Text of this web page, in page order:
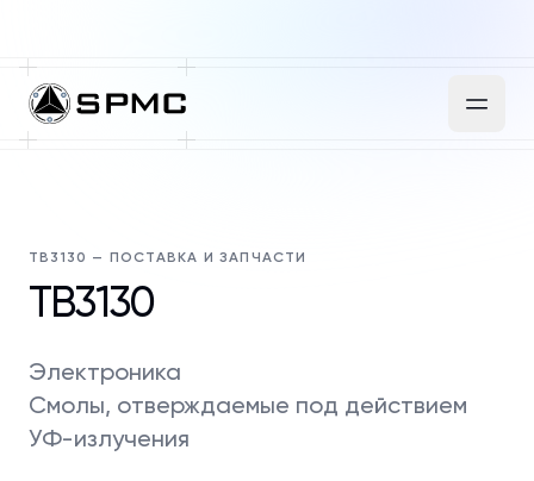
TB3130 — ПОСТАВКА И ЗАПЧАСТИ
TB3130
Электроника
Смолы, отверждаемые под действием
УФ-излучения